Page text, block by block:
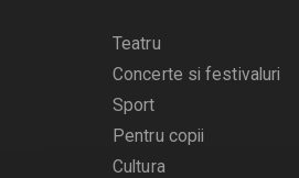
Teatru
Concerte si festivaluri
Sport
Pentru copii
Cultura